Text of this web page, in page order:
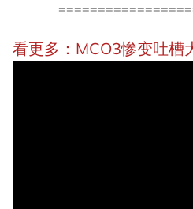
看更多：MCO3惨变吐槽